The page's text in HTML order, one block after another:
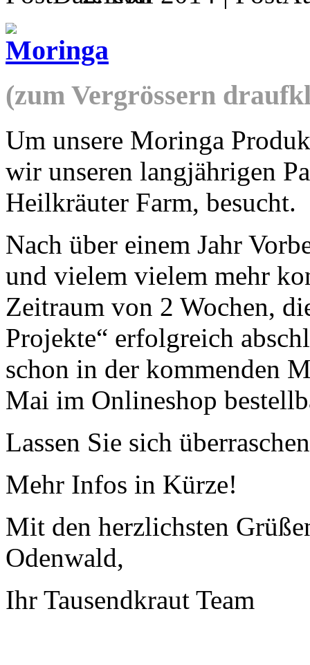
(zum Vergrössern
Um unsere Moringa
wir unseren langjährigen
Heilkräuter Farm, besucht.
Nach über einem Jahr
und vielem vielem mehr
Zeitraum von 2 Wochen,
Projekte“ erfolgreich
schon in der kommenden
Mai im Onlineshop
Lassen Sie sich
Mehr Infos in Kürze!
Mit den herzlichsten
Odenwald,
Ihr Tausendkraut Team